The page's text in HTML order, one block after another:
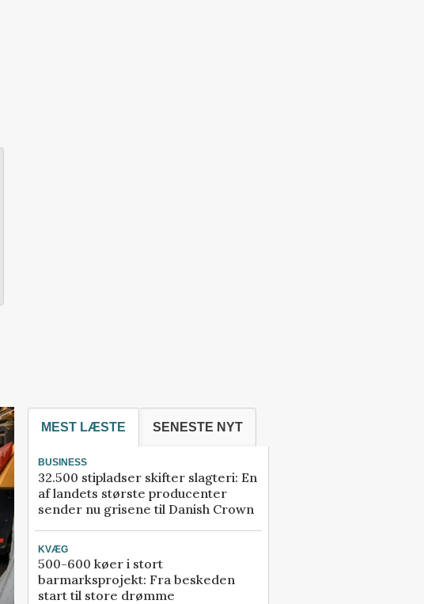
MEST LÆSTE SENESTE NYT
BUSINESS
32.500 stipladser skifter slagteri: En
af landets største producenter
sender nu grisene til Danish Crown
KVÆG
500-600 køer i stort
barmarksprojekt: Fra beskeden
start til store drømme